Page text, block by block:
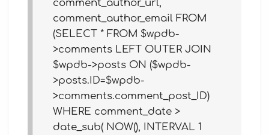
comment_author_url,
comment_author_email FROM
(SELECT * FROM $wpdb-
>comments LEFT OUTER JOIN
$wpdb->posts ON ($wpdb-
>posts.ID=$wpdb-
>comments.comment_post_ID)
WHERE comment_date >
date_sub( NOW(), INTERVAL 1